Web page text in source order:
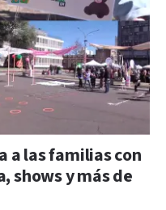
a las familias con
shows y más de